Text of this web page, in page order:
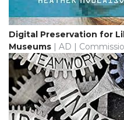
Digital Preservation for
Museums | AD |